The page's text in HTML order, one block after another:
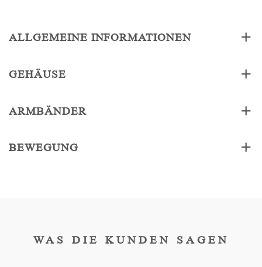
ALLGEMEINE INFORMATIONEN
GEHÄUSE
ARMBÄNDER
BEWEGUNG
WAS DIE KUNDEN SAGEN